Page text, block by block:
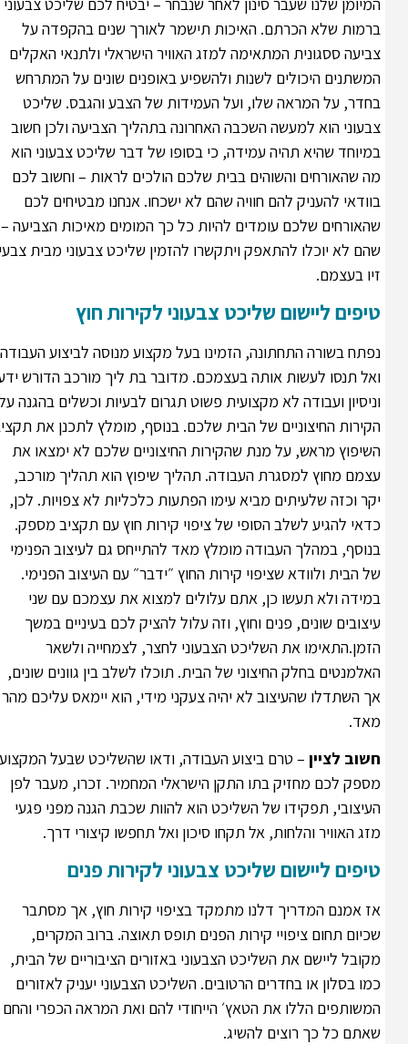
המיומן שלנו שעבר סינון לאחר שנבחר – יבטיח לכם שליכט צבעוני
ברמות שלא הכרתם. האיכות תישמר לאורך שנים בהקפדה על
צביעה ססגונית המתאימה למזג האוויר הישראלי ולתנאי האקלים
המשתנים היכולים לשנות ולהשפיע באופנים שונים על המתרחש
בחדר, על המראה שלו, ועל העמידות של הצבע והגבס. שליכט
צבעוני הוא למעשה השכבה האחרונה בתהליך הצביעה ולכן חשוב
במיוחד שהיא תהיה עמידה, כי בסופו של דבר שליכט צבעוני הוא
מה שהאורחים והשוהים בבית שלכם הולכים לראות – וחשוב לכם
בוודאי להעניק להם חוויה שהם לא ישכחו. אנחנו מבטיחים לכם
שהאורחים שלכם עומדים להיות כל כך המומים מאיכות הצביעה –
שהם לא יוכלו להתאפק ויתקשרו להזמין שליכט צבעוני מבית צבעי
זיו בעצמם.
טיפים ליישום שליכט צבעוני לקירות חוץ
נפתח בשורה התחתונה, הזמינו בעל מקצוע מנוסה לביצוע העבודה
ואל תנסו לעשות אותה בעצמכם. מדובר בת ליך מורכב הדורש ידע
וניסיון ועבודה לא מקצועית פשוט תגרום לבעיות וכשלים בהגנה על
הקירות החיצוניים של הבית שלכם. בנוסף, מומלץ לתכנן את תקציב
השיפוץ מראש, על מנת שהקירות החיצוניים שלכם לא ימצאו את
עצמם מחוץ למסגרת העבודה. תהליך שיפוץ הוא תהליך מורכב,
יקר וכזה שלעיתים מביא עימו הפתעות כלכליות לא צפויות. לכן,
כדאי להגיע לשלב הסופי של ציפוי קירות חוץ עם תקציב מספק.
בנוסף, במהלך העבודה מומלץ מאד להתייחס גם לעיצוב הפנימי
של הבית ולוודא שציפוי קירות החוץ ״ידבר״ עם העיצוב הפנימי.
במידה ולא תעשו כן, אתם עלולים למצוא את עצמכם עם שני
עיצובים שונים, פנים וחוץ, וזה עלול להציק לכם בעיניים במשך
הזמן.התאימו את השליכט הצבעוני לחצר, לצמחייה ולשאר
האלמנטים בחלק החיצוני של הבית. תוכלו לשלב בין גוונים שונים,
אך השתדלו שהעיצוב לא יהיה צעקני מידי, הוא יימאס עליכם מהר
מאד.
חשוב לציין– טרם ביצוע העבודה, ודאו שהשליכט שבעל המקצוע
מספק לכם מחזיק בתו התקן הישראלי המחמיר. זכרו, מעבר לפן
העיצובי, תפקידו של השליכט הוא להוות שכבת הגנה מפני פגעי
מזג האוויר והלחות, אל תקחו סיכון ואל תחפשו קיצורי דרך.
טיפים ליישום שליכט צבעוני לקירות פנים
אז אמנם המדריך דלנו מתמקד בציפוי קירות חוץ, אך מסתבר
שכיום תחום ציפויי קירות הפנים תופס תאוצה. ברוב המקרים,
מקובל ליישם את השליכט הצבעוני באזורים הציבוריים של הבית,
כמו בסלון או בחדרים הרטובים. השליכט הצבעוני יעניק לאזורים
המשותפים הללו את הטאץ׳ הייחודי להם ואת המראה הכפרי והחם
שאתם כל כך רוצים להשיג.